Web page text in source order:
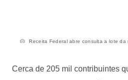
Receita Federal abre consulta a lote
Cerca de 205 mil contribuintes